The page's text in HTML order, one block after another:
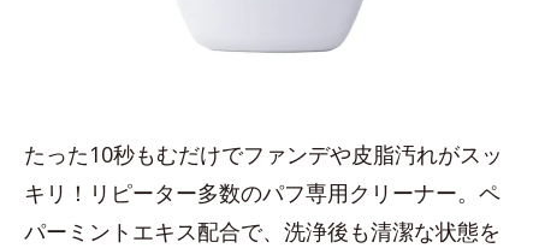
たった10秒もむだけでファンデや皮脂汚れがスッ
キリ！リピーター多数のパフ専用クリーナー。ペ
パーミントエキス配合で、洗浄後も清潔な状態を